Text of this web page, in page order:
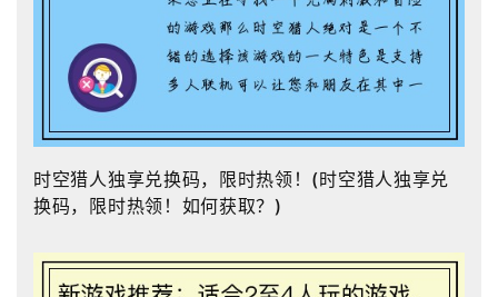
时空猎人独享兑换码，限时热领！(时空猎人独享兑
换码，限时热领！如何获取？)